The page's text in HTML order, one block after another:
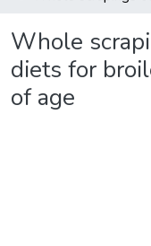
Whole
diets for
of age